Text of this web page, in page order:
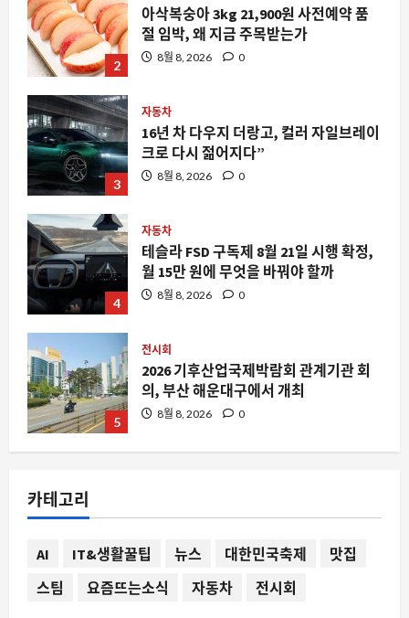
의
생
존
전
략
에
해
더
읽
어
보
기
3
16년 차 다우지 더랑고, 컬러 자일브레이
크로 다시 젊어지다”
8월 8, 2026 0
4
자동차
테슬라 FSD 구독제 8월 21일 시행 확정,
월 15만 원에 무엇을 바꿔야 할까
8월 8, 2026 0
5
전시회
2026 기후산업국제박람회 관계기관 회
의, 부산 해운대구에서 개최
8월 8, 2026 0
1
스팀 리모트 플레이 인증 코드 문제, 두
대의 PC 사이에서 겪는 불편함과 해결 방
안
8월 8, 2026
자동차
카테고리
AI IT&생활꿀팁 뉴스 대한민국축제
맛집
스팀
요즘뜨는소식 자동차 전시회